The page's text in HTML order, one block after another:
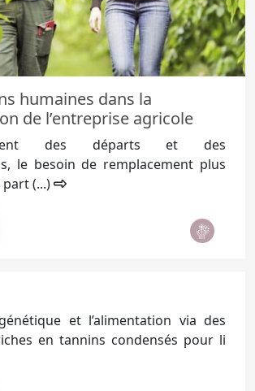
humaines dans la
de l’entreprise agricole
des départs et des
le besoin de remplacement plus
(...)
et l’alimentation via des
en tannins condensés pour li